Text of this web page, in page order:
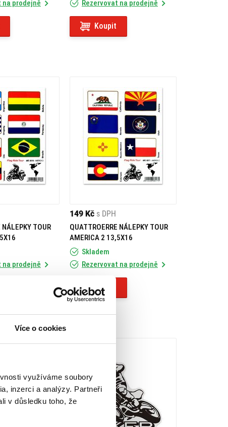
Více o cookies
využíváme soubory
inzerci a analýzy. Partneři
v důsledku toho, že
na prodejně
Rezervovat na prodejně
Koupit
NÁLEPKY TOUR
na prodejně
149 Kč s DPH
QUATTROERRE NÁLEPKY TOUR
AMERICA 2 13,5X16
Skladem
Rezervovat na prodejně
Koupit